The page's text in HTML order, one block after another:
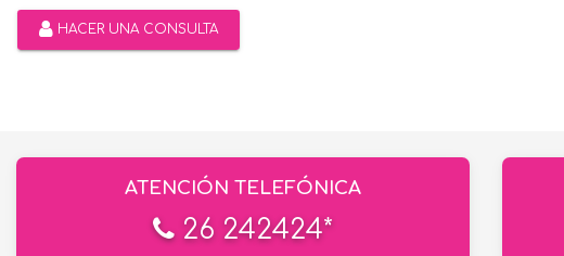
HACER UNA CONSULTA
ATENCIÓN TELEFÓNICA
26 242424*